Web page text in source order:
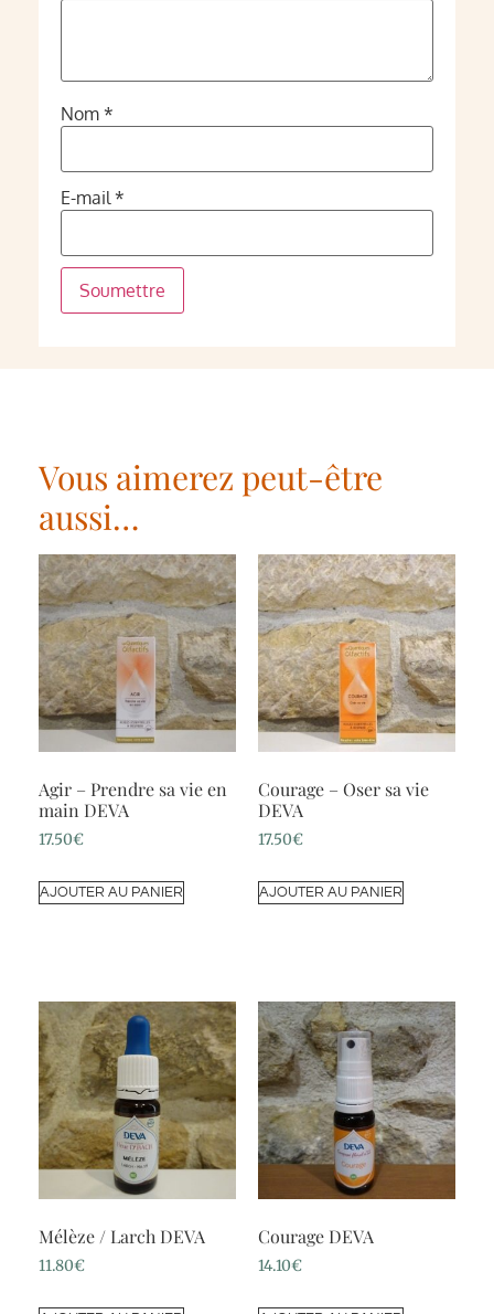
Nom *
E-mail*
Vous aimerez peut-être
aussi…
Agir – Prendre sa vie en
main DEVA
17.50€
AJOUTER AU PANIER
Courage – Oser sa vie
DEVA
17.50€
AJOUTER AU PANIER
Mélèze / Larch DEVA
11.80€
Courage DEVA
14.10€